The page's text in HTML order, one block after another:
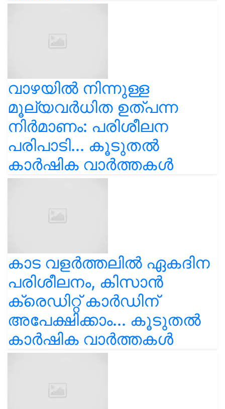
വാഴയിൽ നിന്നുള്ള
മൂല്യവർധിത ഉത്പന്ന
നിർമാണം: പരിശീലന
പരിപാടി... കൂടുതൽ
കാർഷിക വാർത്തകൾ
കാട വളര്‍ത്തലിൽ ഏകദിന
പരിശീലനം, കിസാൻ
ക്രെഡിറ്റ് കാർഡിന്
അപേക്ഷിക്കാം... കൂടുതൽ
കാർഷിക വാർത്തകൾ